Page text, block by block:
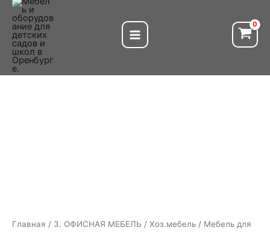
Перейти
содержимому
Главная / 3. ОФИСНАЯ МЕБЕЛЬ / Хоз.мебель / Мебель для